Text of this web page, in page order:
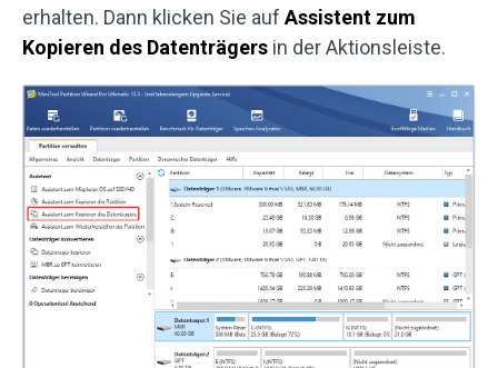
erhalten. Dann klicken Sie auf Assistent zum
Kopieren des Datenträgers in der Aktionsleiste.